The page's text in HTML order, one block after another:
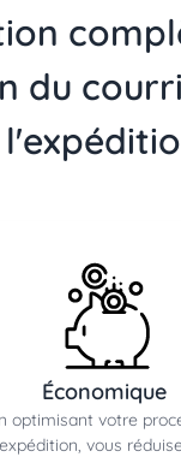
du
Économique
optimisant votre
vous